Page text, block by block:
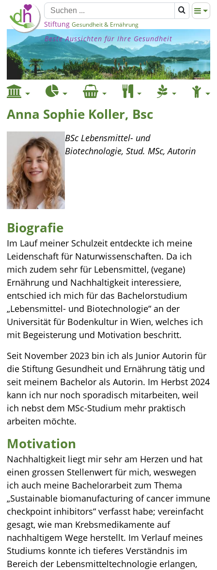
Stiftung Gesundheit & Ernährung
Beste Aussichten für Ihre Gesundheit
Anna Sophie Koller, Bsc
BSc Lebensmittel- und
Biotechnologie, Stud. MSc, Autorin
Biografie
Im Lauf meiner Schulzeit entdeckte ich meine
Leidenschaft für Naturwissenschaften. Da ich
mich zudem sehr für Lebensmittel, (vegane)
Ernährung und Nachhaltigkeit interessiere,
entschied ich mich für das Bachelorstudium
„Lebensmittel- und Biotechnologie“ an der
Universität für Bodenkultur in Wien, welches ich
mit Begeisterung und Motivation beschritt.
Seit November 2023 bin ich als Junior Autorin für
die Stiftung Gesundheit und Ernährung tätig und
seit meinem Bachelor als Autorin. Im Herbst 2024
kann ich nur noch sporadisch mitarbeiten, weil
ich nebst dem MSc-Studium mehr praktisch
arbeiten möchte.
Motivation
Nachhaltigkeit liegt mir sehr am Herzen und hat
einen grossen Stellenwert für mich, weswegen
ich auch meine Bachelorarbeit zum Thema
„Sustainable biomanufacturing of cancer immune
checkpoint inhibitors“ verfasst habe; vereinfacht
gesagt, wie man Krebsmedikamente auf
nachhaltigem Wege herstellt. Im Verlauf meines
Studiums konnte ich tieferes Verständnis im
Bereich der Lebensmitteltechnologie erlangen,